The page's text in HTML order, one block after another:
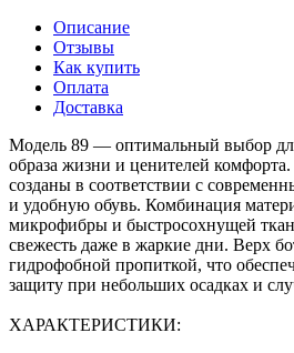
Описание
Отзывы
Как купить
Оплата
Доставка
Модель 89 — оптимальный выбор
образа жизни и ценителей
созданы в соответствии с
и удобную обувь. Комбинация
микрофибры и быстросохнущей
свежесть даже в жаркие дни. Верх
гидрофобной пропиткой, что
защиту при небольших осадках и
ХАРАКТЕРИСТИКИ: